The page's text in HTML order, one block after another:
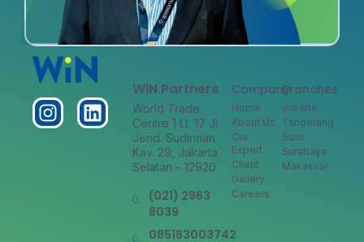
WiN Partners
World Trade
Centre 1 Lt. 17 Jl
Jend. Sudirman
Kav. 29, Jakarta
Selatan – 12920
(021) 2963
8039
085183003742
Company
Home
About Us
Our
Expert
Client
Gallery
Careers
Branches
Jakarta
Tangerang
Solo
Surabaya
Makassar